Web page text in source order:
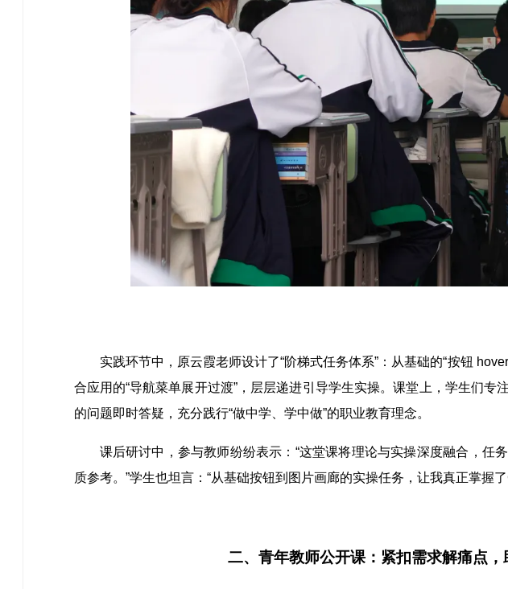
实践环节中，原云霞老师设计了“阶梯式任务体系”：从基础的“按钮
合应用的“导航菜单展开过渡”，层层递进引导学生实操。课堂上，学生们
的问题即时答疑，充分践行“做中学、学中做”的职业教育理念。
课后研讨中，参与教师纷纷表示：“这堂课将理论与实操深度融合，任
质参考。”学生也坦言：“从基础按钮到图片画廊的实操任务，让我真正掌握
二、青年教师公开课： 紧扣需求解痛点